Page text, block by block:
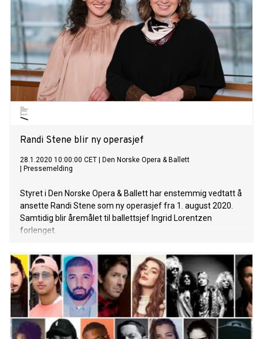
Randi Stene blir ny operasjef
28.1.2020 10:00:00 CET
Den Norske Opera & Ballett
Pressemelding
Styret i Den Norske Opera & Ballett har enstemmig vedtatt å
ansette Randi Stene som ny operasjef fra 1. august 2020.
Samtidig blir åremålet til ballettsjef Ingrid Lorentzen
forlenget.